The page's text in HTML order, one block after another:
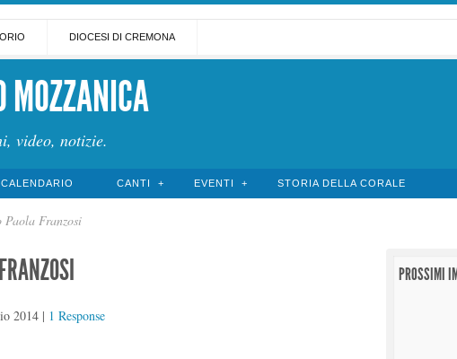
DIOCESI DI CREMONA
MOZZANICA
video, notizie.
CALENDARIO CANTI EVENTI STORIA DELLA CORALE
Franzosi
2014| 1 Response
PROSSIMI